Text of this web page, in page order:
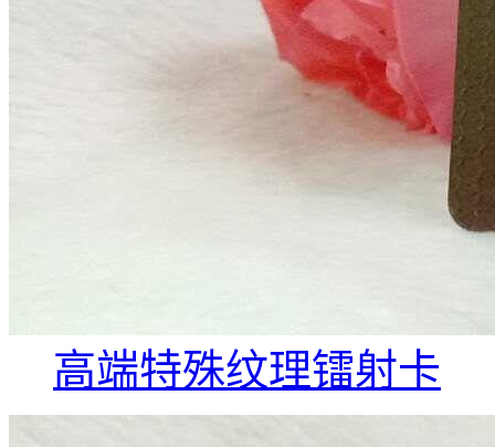
高端特殊纹理镭射卡